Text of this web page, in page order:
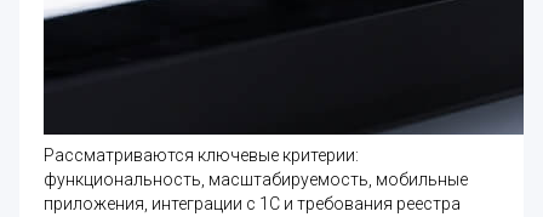
Рассматриваются ключевые критерии:
функциональность, масштабируемость, мобильные
приложения, интеграции с 1С и требования реестра